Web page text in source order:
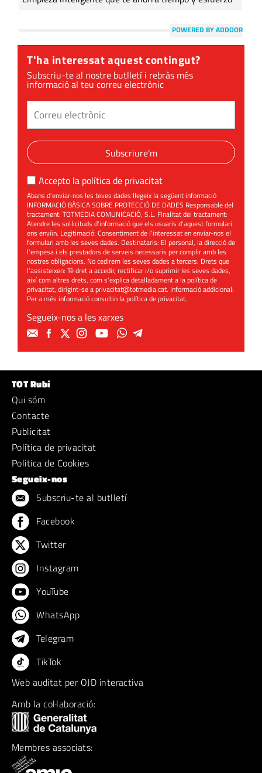
POWERED BY ADDOOR
T'ha interessat aquest contingut?
Subscriu-te al nostre butlletí i rebràs més
informació al teu correu electrònic
Subscriure'm
Accepto la política de privacitat
Abans d'enviar-nos les teves dades llegeix la següent informació
INFORMACIÓ BÀSICA SOBRE PROTECCIÓ DE DADES Responsable del
tractament: TOTMEDIA COMUNICACIÓ, S.L. Finalitat del tractament:
Atendre les sol·licituds d'informació que els usuaris d'aquest formulari
ens enviïn. Legitimació: Consentiment de l'interessat en enviar-nos el
formulari amb les seves dades. Destinataris: El personal, la direcció de
l'empesa i els prestadors de serveis necessaris per complir amb les
nostres obligacions. No cedirem les seves dades a tercers. Drets que
l'assisteixen: Té dret a accedir, rectificar i/o suprimir les seves dades,
així com altres drets, com s'explica detalladament a la política de
privacitat, dirigint-se aprivacitat@totmedia.cat. Informació addicional:
Per a més informació consultin lapolítica de privacitat.
Segueix-nos a les xarxes
TOT Rubí
Qui sóm
Contacte
Publicitat
Política de privacitat
Politica de Cookies
Segueix-nos
Subscriu-te al butlletí
Facebook
Twitter
Instagram
YouTube
WhatsApp
Telegram
TikTok
Web auditat per OJD interactiva
Amb la col·laboració:
Membres associats: